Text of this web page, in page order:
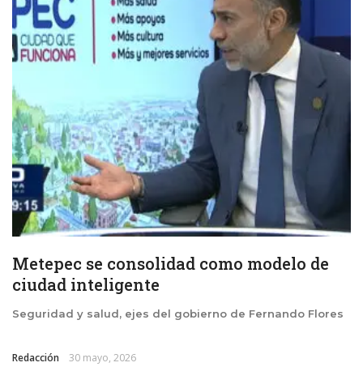
Metepec se consolidad como modelo de
ciudad inteligente
Seguridad y salud, ejes del gobierno de Fernando Flores
Redacción 30 mayo, 2026